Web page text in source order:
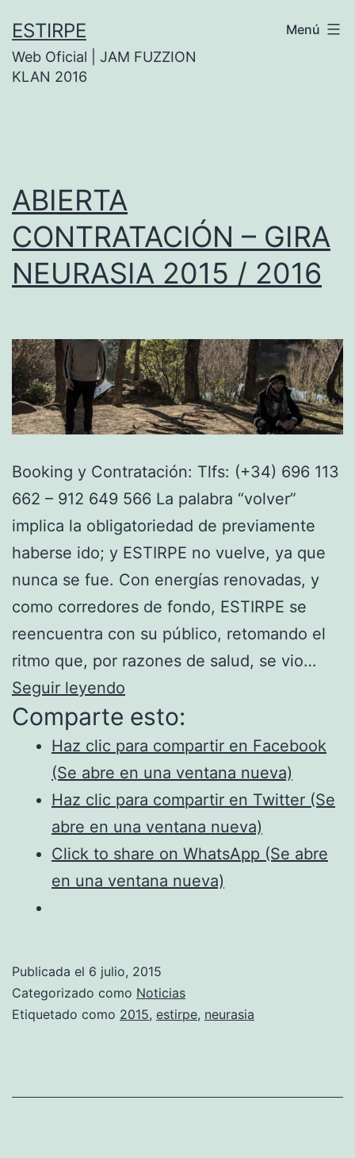
contenido
ESTIRPE
Web Oficial | JAM FUZZION
KLAN 2016
Menú
ABIERTA
CONTRATACIÓN – GIRA
NEURASIA 2015 / 2016
Booking y Contratación: Tlfs: (+34) 696 113
662 – 912 649 566 La palabra “volver”
implica la obligatoriedad de previamente
haberse ido; y ESTIRPE no vuelve, ya que
nunca se fue. Con energías renovadas, y
como corredores de fondo, ESTIRPE se
reencuentra con su público, retomando el
ritmo que, por razones de salud, se vio…
Seguir leyendo
CONTRATACIÓN
–
GIRA
NEURASIA
2015
/
2016
Comparte esto:
Haz clic para compartir en Facebook
(Se abre en una ventana nueva)
Haz clic para compartir en Twitter (Se
abre en una ventana nueva)
Click to share on WhatsApp (Se abre
en una ventana nueva)
Publicada el 6 julio, 2015
Categorizado como Noticias
Etiquetado como 2015, estirpe, neurasia